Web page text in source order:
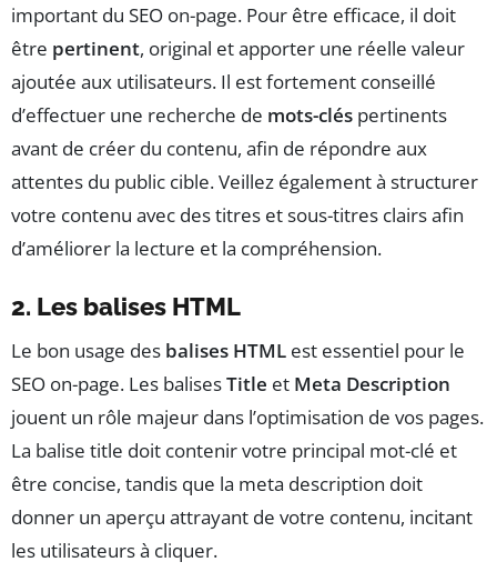
important du SEO on-page. Pour être efficace, il doit
être pertinent, original et apporter une réelle valeur
ajoutée aux utilisateurs. Il est fortement conseillé
d’effectuer une recherche de mots-clés pertinents
avant de créer du contenu, afin de répondre aux
attentes du public cible. Veillez également à structurer
votre contenu avec des titres et sous-titres clairs afin
d’améliorer la lecture et la compréhension.
2. Les balises HTML
Le bon usage des balises HTML est essentiel pour le
SEO on-page. Les balisesTitle et Meta Description
jouent un rôle majeur dans l’optimisation de vos pages.
La balise title doit contenir votre principal mot-clé et
être concise, tandis que la meta description doit
donner un aperçu attrayant de votre contenu, incitant
les utilisateurs à cliquer.